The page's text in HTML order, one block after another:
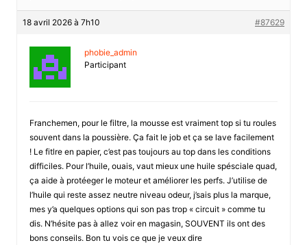
18 avril 2026 à 7h10 #87629
phobie_admin
Participant
Franchemen, pour le filtre, la mousse est vraiment top si tu roules
souvent dans la poussière. Ça fait le job et ça se lave facilement
! Le fitlre en papier, c’est pas toujours au top dans les conditions
difficiles. Pour l’huile, ouais, vaut mieux une huile spésciale quad,
ça aide à protéeger le moteur et améliorer les perfs. J’utilise de
l’huile qui reste assez neutre niveau odeur, j’sais plus la marque,
mes y’a quelques options qui son pas trop « circuit » comme tu
dis. N’hésite pas à allez voir en magasin, SOUVENT ils ont des
bons conseils. Bon tu vois ce que je veux dire